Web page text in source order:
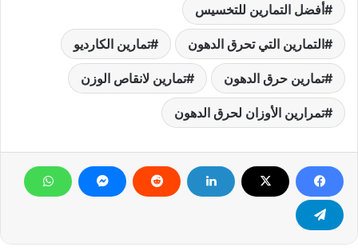
أفضل التمارين للتخسيس
التمارين التي تحرق الدهون تمارين الكارديو
تمارين حرق الدهون تمارين لانقاص الوزن
تمرارين الأوزان لحرق الدهون